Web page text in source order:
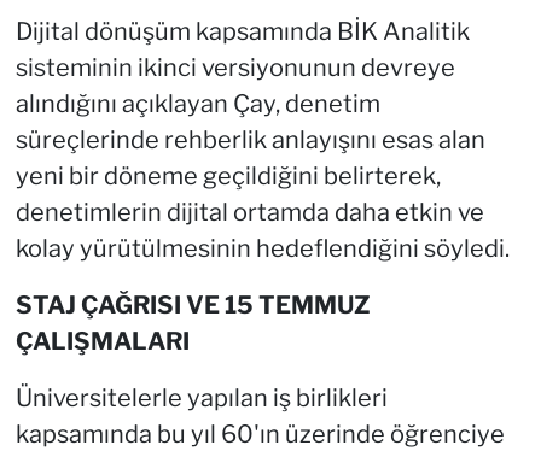
Dijital dönüşüm kapsamında BİK Analitik
sisteminin ikinci versiyonunun devreye
alındığını açıklayan Çay, denetim
süreçlerinde rehberlik anlayışını esas alan
yeni bir döneme geçildiğini belirterek,
denetimlerin dijital ortamda daha etkin ve
kolay yürütülmesinin hedeflendiğini söyledi.
STAJ ÇAĞRISI VE 15 TEMMUZ
ÇALIŞMALARI
Üniversitelerle yapılan iş birlikleri
kapsamında bu yıl 60'ın üzerinde öğrenciye